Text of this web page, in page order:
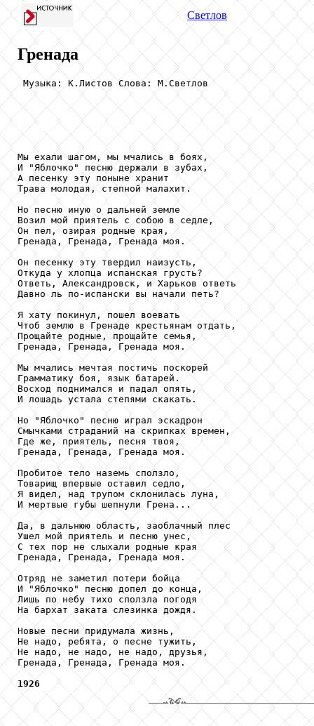
Светлов
Гренада
Музыка: К.Листов Слова: М.Светлов
Мы ехали шагом, мы мчались в боях,
И "Яблочко" песню держали в зубах,
А песенку эту поныне хранит
Трава молодая, степной малахит.
Но песню иную о дальней земле
Возил мой приятель с собою в седле,
Он пел, озирая родные края,
Гренада, Гренада, Гренада моя.
Он песенку эту твердил наизусть,
Откуда у хлопца испанская грусть?
Ответь, Александровск, и Харьков ответь
Давно ль по-испански вы начали петь?
Я хату покинул, пошел воевать
Чтоб землю в Гренаде крестьянам отдать,
Прощайте родные, прощайте семья,
Гренада, Гренада, Гренада моя.
Мы мчались мечтая постичь поскорей
Грамматику боя, язык батарей.
Восход поднимался и падал опять,
И лошадь устала степями скакать.
Но "Яблочко" песню играл эскадрон
Смычками страданий на скрипках времен,
Где же, приятель, песня твоя,
Гренада, Гренада, Гренада моя.
Пробитое тело наземь сползло,
Товарищ впервые оставил седло,
Я видел, над трупом склонилась луна,
И мертвые губы шепнули Грена...
Да, в дальнюю область, заоблачный плес
Ушел мой приятель и песню унес,
С тех пор не слыхали родные края
Гренада, Гренада, Гренада моя.
Отряд не заметил потери бойца
И "Яблочко" песню допел до конца,
Лишь по небу тихо сползла погодя
На бархат заката слезинка дождя.
Новые песни придумала жизнь,
Не надо, ребята, о песне тужить,
Не надо, не надо, не надо, друзья,
Гренада, Гренада, Гренада моя.
1926